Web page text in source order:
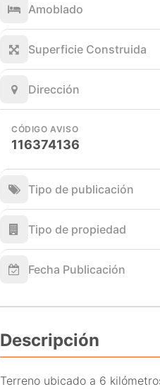
Amoblado
Superficie Construida
Dirección
CÓDIGO AVISO
116374136
Tipo de publicación
Tipo de propiedad
Fecha Publicación
Descripción
Terreno ubicado a 6